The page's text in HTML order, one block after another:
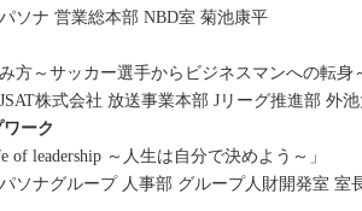
ソナ 営業総本部 NBD室 菊池康平
方～サッカー選手からビジネスマンへの転身
株式会社 放送事業本部 Jリーグ推進部 外
ーク
of leadership ～人生は自分で決めよう～」
ソナグループ 人事部 グループ人財開発室 室